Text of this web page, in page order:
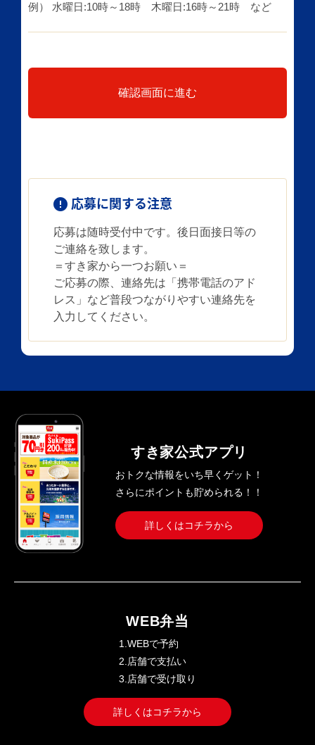
例） 水曜日:10時～18時 木曜日:16時～21時 など
確認画面に進む
応募に関する注意
応募は随時受付中です。後日面接日等の
ご連絡を致します。
＝すき家から一つお願い＝
ご応募の際、連絡先は「携帯電話のアド
レス」など普段つながりやすい連絡先を
入力してください。
すき家公式アプリ
おトクな情報をいち早くゲット！
さらにポイントも貯められる！！
詳しくはコチラから
WEB弁当
1.WEBで予約
2.店舗で支払い
3.店舗で受け取り
詳しくはコチラから